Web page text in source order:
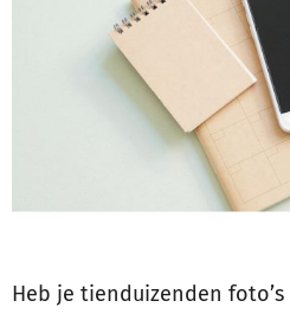
Heb je tienduizenden